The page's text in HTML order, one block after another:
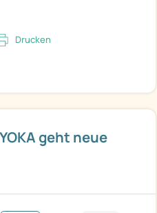
geht neue
Drucken